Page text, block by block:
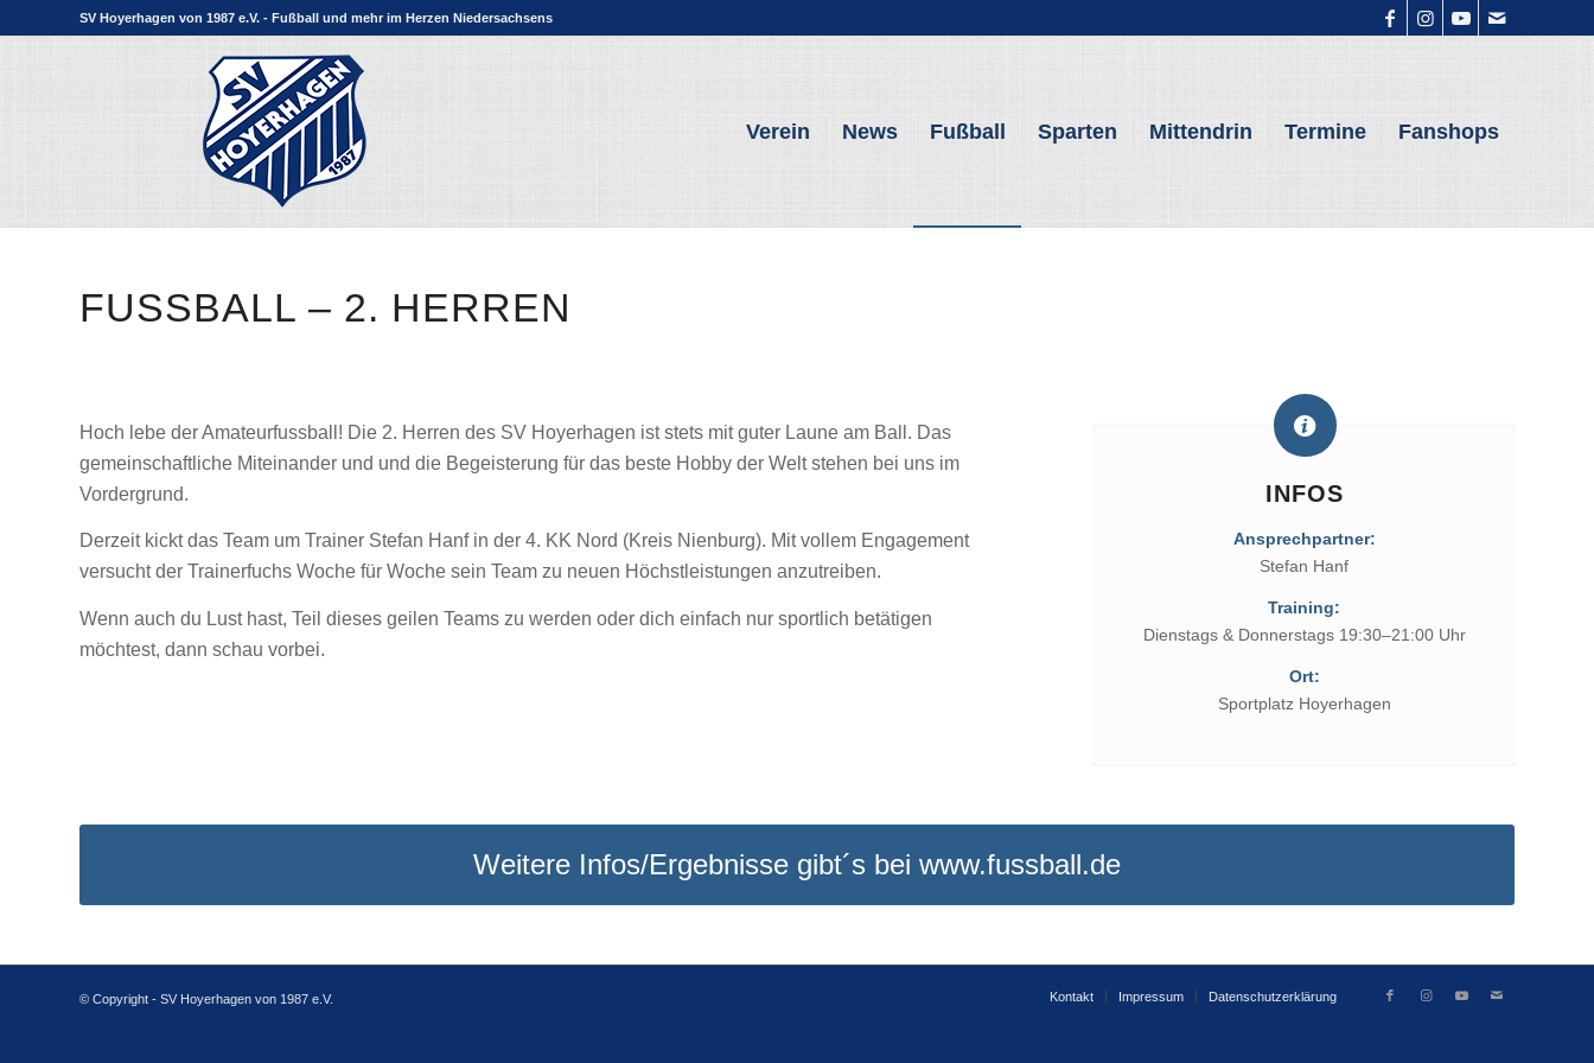
SV Hoyerhagen von 1987 e.V. - Fußball und mehr im Herzen Niedersachsens
Verein News Fußball Sparten Mittendrin Termine Fanshops
FUSSBALL – 2. HERREN
Hoch lebe der Amateurfussball! Die 2. Herren des SV Hoyerhagen ist stets mit guter Laune am Ball. Das
gemeinschaftliche Miteinander und und die Begeisterung für das beste Hobby der Welt stehen bei uns im
Vordergrund.
Derzeit kickt das Team um Trainer Stefan Hanf in der 4. KK Nord (Kreis Nienburg). Mit vollem Engagement
versucht der Trainerfuchs Woche für Woche sein Team zu neuen Höchstleistungen anzutreiben.
Wenn auch du Lust hast, Teil dieses geilen Teams zu werden oder dich einfach nur sportlich betätigen
möchtest, dann schau vorbei.
INFOS
Ansprechpartner:
Stefan Hanf
Training:
Dienstags & Donnerstags 19:30–21:00 Uhr
Ort:
Sportplatz Hoyerhagen
Weitere Infos/Ergebnisse gibt´s bei www.fussball.de
© Copyright - SV Hoyerhagen von 1987 e.V. Kontakt Impressum Datenschutzerklärung